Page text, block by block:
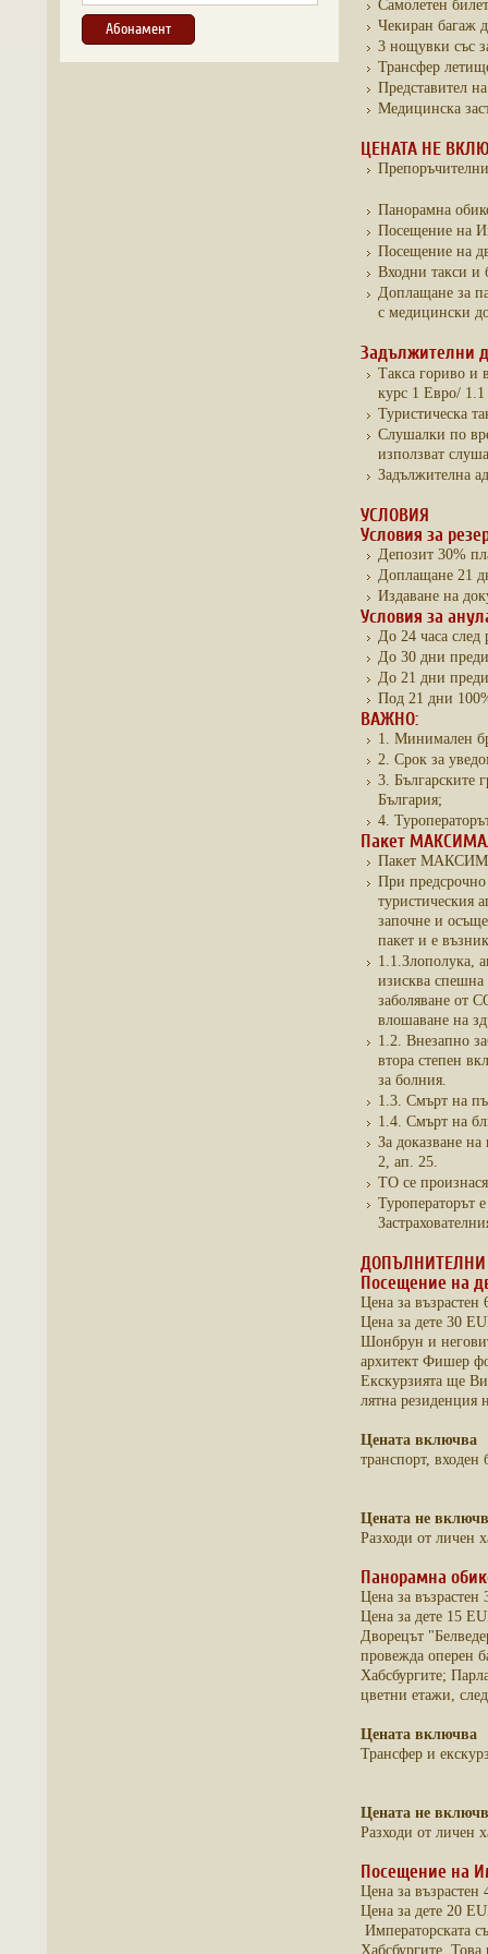
Самолетен
Чекиран багаж
3 нощувки със
Трансфер
Представител
Медицинска
ЦЕНАТА НЕ
Панорамна
Посещение на
Посещение на
Входни такси и
Доплащане за
с медицински
Задължителни
Такса гориво и
курс 1 Евро/
Туристическа
Слушалки по
използват
Задължителна
УСЛОВИЯ
Условия за
Депозит 30%
Доплащане 21
Издаване на
Условия за
До 24 часа след
До 30 дни преди
До 21 дни преди
Под 21 дни
ВАЖНО:
1. Минимален
2. Срок за
3. Българските
България;
4.
Пакет
Пакет
При
туристическия
започне и
пакет и е
1.1.Злополука,
изисква
заболяване от
влошаване на
1.2. Внезапно
втора степен
за болния.
1.3. Смърт на
1.4. Смърт на
За доказване
2, ап. 25.
ТО се
Туроператорът
ДОПЪЛНИТЕЛНИ
Посещение на
Цена за възрастен
Цена за дете 30
Шонбрун и
архитект Фишер
Екскурзията ще
лятна резиденция
Цената включва
транспорт, входен
Цената не
Разходи от личен
Панорамна
Цена за възрастен
Цена за дете 15
Дворецът
провежда оперен
Хабсбургите;
цветни етажи,
Цената включва
Трансфер и
Цената не
Разходи от личен
Посещение на
Цена за възрастен
Цена за дете 20
Императорската
Хабсбургите.